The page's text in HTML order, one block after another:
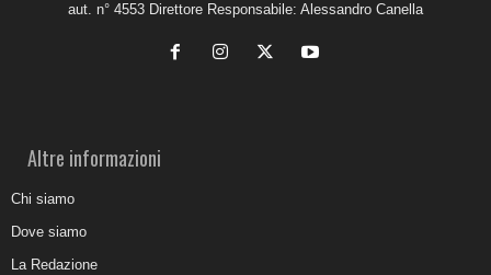
aut. n° 4553 Direttore Responsabile: Alessandro Canella
Altre informazioni
Chi siamo
Dove siamo
La Redazione